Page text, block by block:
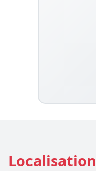
Localisation